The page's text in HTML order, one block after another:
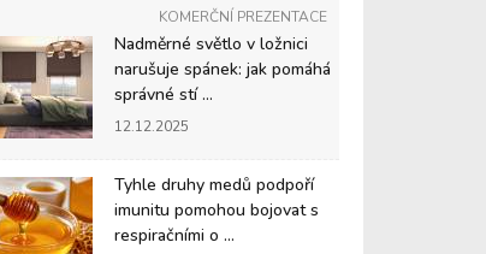
KOMERČNÍ PREZENTACE
Nadměrné světlo v ložnici
narušuje spánek: jak pomáhá
správné stí ...
12.12.2025
Tyhle druhy medů podpoří
imunitu pomohou bojovat s
respiračními o ...